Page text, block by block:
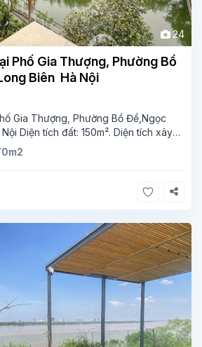
24
Phố Gia Thượng, Phường Bồ
Biên Hà Nội
Gia Thượng, Phường Bồ Đề,Ngọc
Diện tích đất: 150m². Diện tích xây
phòng ngủ,2 phòng tắm Tầng 1
phòng bếp wc Tầng 2-2 phòng